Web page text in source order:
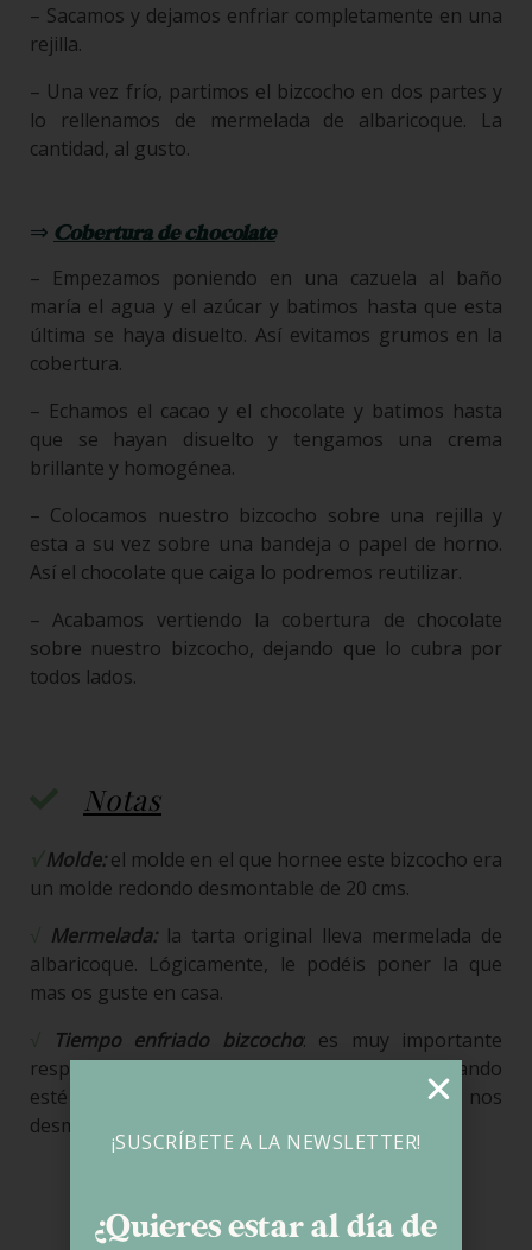
– Sacamos y dejamos enfriar completamente en una
rejilla.
– Una vez frío, partimos el bizcocho en dos partes y
lo rellenamos de mermelada de albaricoque. La
cantidad, al gusto.
⇒ Cobertura de chocolate
– Empezamos poniendo en una cazuela al baño
maría el agua y el azúcar y batimos hasta que esta
última se haya disuelto. Así evitamos grumos en la
cobertura.
– Echamos el cacao y el chocolate y batimos hasta
que se hayan disuelto y tengamos una crema
brillante y homogénea.
– Colocamos nuestro bizcocho sobre una rejilla y
esta a su vez sobre una bandeja o papel de horno.
Así el chocolate que caiga lo podremos reutilizar.
– Acabamos vertiendo la cobertura de chocolate
sobre nuestro bizcocho, dejando que lo cubra por
todos lados.
Notas
Molde:el molde en el que hornee este bizcocho era
un molde redondo desmontable de 20 cms.
Mermelada:la tarta original lleva mermelada de
albaricoque. Lógicamente, le podéis poner la que
mas os guste en casa.
Tiempo enfriado bizcocho: es muy importante
respetar este tiempo y cortar el bizcocho cuando
esté completamente frío. De lo contrario, se nos
desmigará mucho.
¡SUSCRÍBETE A LA NEWSLETTER!
¿Quieres estar al día de